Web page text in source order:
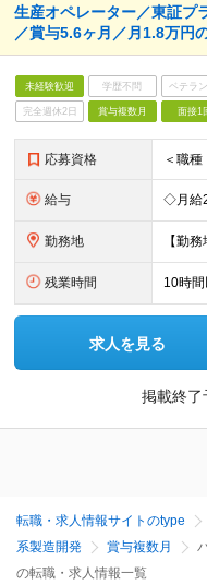
生産オペレーター／東証プ
／賞与5.6ヶ月／月1.8万円
未経験歓迎 学歴不問 ベテラ
完全週休2日 賞与複数月 面接1
応募資格
給与
勤務地
残業時間 10時間
求人を見る
掲載終了
転職・求人情報サイトのtype
系製造開発
賞与複数月
の転職・求人情報一覧